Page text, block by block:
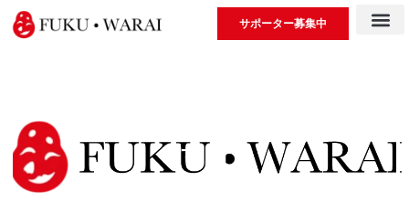
サポーター募集中
マコ